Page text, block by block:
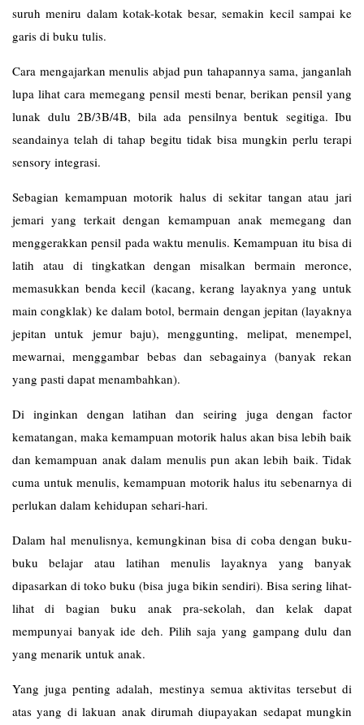
suruh meniru dalam kotak-kotak besar, semakin kecil sampai ke
garis di buku tulis.
Cara mengajarkan menulis abjad pun tahapannya sama, janganlah
lupa lihat cara memegang pensil mesti benar, berikan pensil yang
lunak dulu 2B/3B/4B, bila ada pensilnya bentuk segitiga. Ibu
seandainya telah di tahap begitu tidak bisa mungkin perlu terapi
sensory integrasi.
Sebagian kemampuan motorik halus di sekitar tangan atau jari
jemari yang terkait dengan kemampuan anak memegang dan
menggerakkan pensil pada waktu menulis. Kemampuan itu bisa di
latih atau di tingkatkan dengan misalkan bermain meronce,
memasukkan benda kecil (kacang, kerang layaknya yang untuk
main congklak) ke dalam botol, bermain dengan jepitan (layaknya
jepitan untuk jemur baju), menggunting, melipat, menempel,
mewarnai, menggambar bebas dan sebagainya (banyak rekan
yang pasti dapat menambahkan).
Di inginkan dengan latihan dan seiring juga dengan factor
kematangan, maka kemampuan motorik halus akan bisa lebih baik
dan kemampuan anak dalam menulis pun akan lebih baik. Tidak
cuma untuk menulis, kemampuan motorik halus itu sebenarnya di
perlukan dalam kehidupan sehari-hari.
Dalam hal menulisnya, kemungkinan bisa di coba dengan buku-
buku belajar atau latihan menulis layaknya yang banyak
dipasarkan di toko buku (bisa juga bikin sendiri). Bisa sering lihat-
lihat di bagian buku anak pra-sekolah, dan kelak dapat
mempunyai banyak ide deh. Pilih saja yang gampang dulu dan
yang menarik untuk anak.
Yang juga penting adalah, mestinya semua aktivitas tersebut di
atas yang di lakuan anak dirumah diupayakan sedapat mungkin